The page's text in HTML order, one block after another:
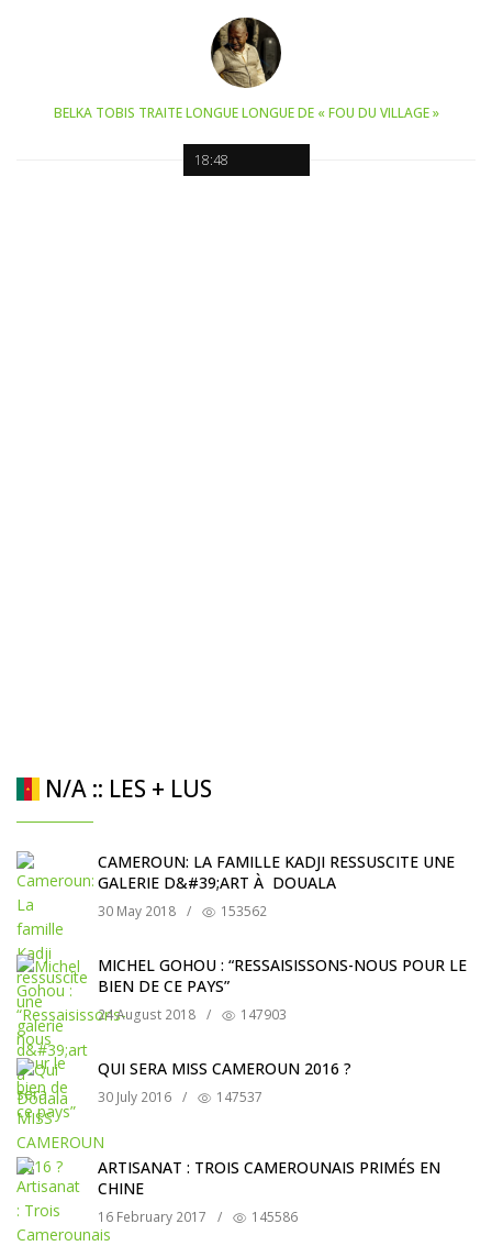
18:48
BELKA TOBIS TRAITE LONGUE LONGUE DE « FOU DU VILLAGE »
N/A :: LES + LUS
CAMEROUN: LA FAMILLE KADJI RESSUSCITE UNE
GALERIE D&#39;ART À DOUALA
30 May 2018 / 153562
MICHEL GOHOU : “RESSAISISSONS-NOUS POUR LE
BIEN DE CE PAYS”
24 August 2018 / 147903
QUI SERA MISS CAMEROUN 2016 ?
30 July 2016 / 147537
ARTISANAT : TROIS CAMEROUNAIS PRIMÉS EN
CHINE
16 February 2017 / 145586